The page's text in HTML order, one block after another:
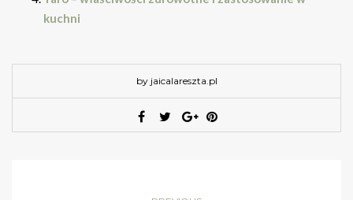
kuchni
by jaicalareszta.pl